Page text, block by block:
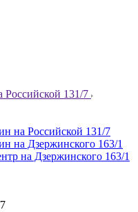
Российской 131/7
на Российской 131/7
на Дзержинского 163/1
на Дзержинского 163/1